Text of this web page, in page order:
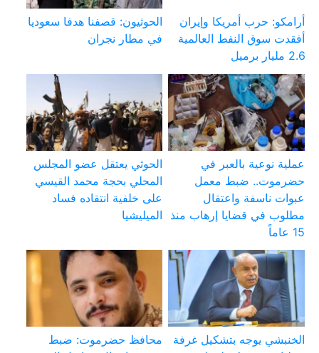
أرامكو: حرب أمريكا وإيران
أفقدت سوق النفط العالمية
2.6 مليار برميل
الحوثيون: قصفنا هدفا سعوديا
في مطار نجران
عملية نوعية بالعبر في
حضرموت.. ضبط معمل
عبوات ناسفة واعتقال
مطلوب في قضايا إرهاب منذ
15 عاماً
الحوثي يعتقل عضو المجلس
المحلي بحجة محمد القيسي
على خلفية انتقاده فساد
الميليشيا
الخنبشي يوجه بتشكيل غرفة
محافظ حضرموت: ضبط